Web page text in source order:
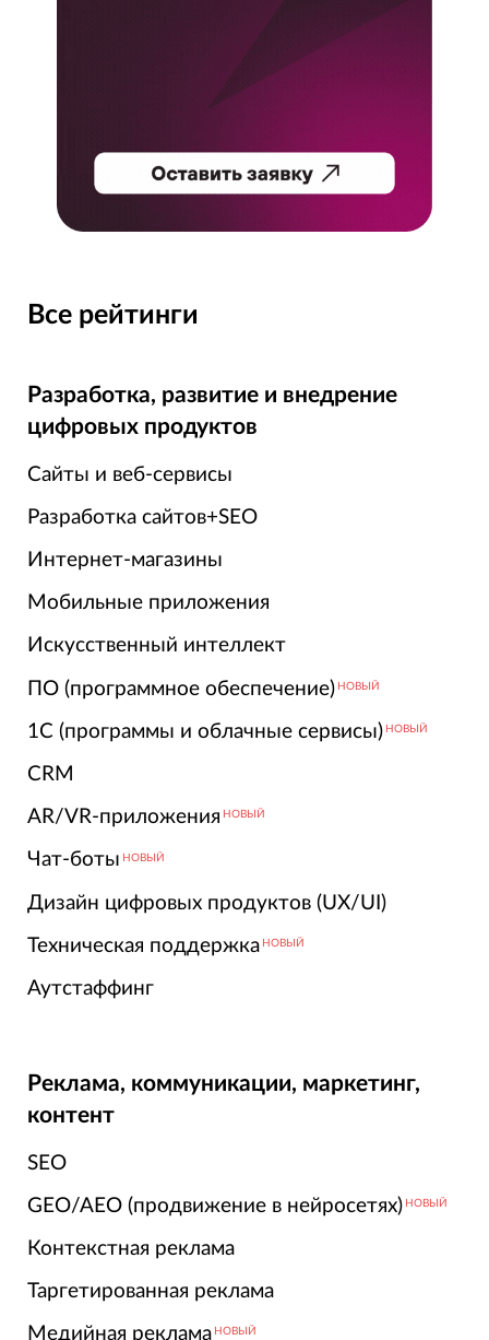
Все рейтинги
Разработка, развитие и внедрение
цифровых продуктов
Сайты и веб-сервисы
Разработка сайтов+SEO
Интернет-магазины
Мобильные приложения
Искусственный интеллект
ПО (программное обеспечение) НОВЫЙ
1С (программы и облачные сервисы) НОВЫЙ
CRM
AR/VR-приложения НОВЫЙ
Чат-боты НОВЫЙ
Дизайн цифровых продуктов (UX/UI)
Техническая поддержка НОВЫЙ
Аутстаффинг
Реклама, коммуникации, маркетинг,
контент
SEO
GEO/AEO (продвижение в нейросетях) НОВЫЙ
Контекстная реклама
Таргетированная реклама
Медийная реклама НОВЫЙ